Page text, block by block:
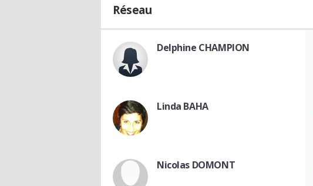
Réseau
Delphine CHAMPION
Linda BAHA
Nicolas DOMONT